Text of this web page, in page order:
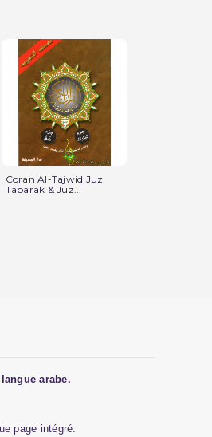
Coran Al-Tajwid Juz
Tabarak & Juz...
arabe.
page intégré.